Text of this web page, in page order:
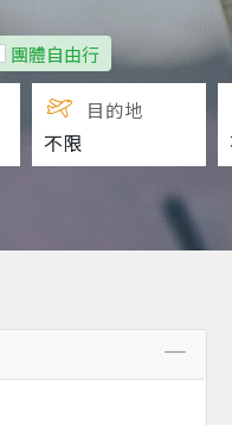
團體自由行
目的地